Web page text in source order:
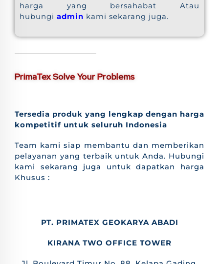
harga yang bersahabat Atau
hubungi admin kami sekarang juga.
PrimaTex Solve Your Problems
Tersedia produk yang lengkap dengan harga
kompetitif untuk seluruh Indonesia
Team kami siap membantu dan memberikan
pelayanan yang terbaik untuk Anda. Hubungi
kami sekarang juga untuk dapatkan harga
Khusus :
PT. PRIMATEX GEOKARYA ABADI
KIRANA TWO OFFICE TOWER